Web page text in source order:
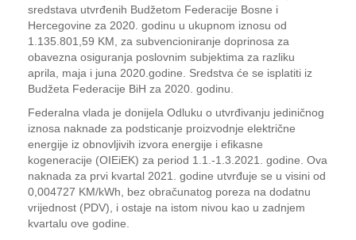
sredstava utvrđenih Budžetom Federacije Bosne i
Hercegovine za 2020. godinu u ukupnom iznosu od
1.135.801,59 KM, za subvencioniranje doprinosa za
obavezna osiguranja poslovnim subjektima za razliku
aprila, maja i juna 2020.godine. Sredstva će se isplatiti iz
Budžeta Federacije BiH za 2020. godinu.
Federalna vlada je donijela Odluku o utvrđivanju jediničnog
iznosa naknade za podsticanje proizvodnje električne
energije iz obnovljivih izvora energije i efikasne
kogeneracije (OIEiEK) za period 1.1.-1.3.2021. godine. Ova
naknada za prvi kvartal 2021. godine utvrđuje se u visini od
0,004727 KM/kWh, bez obračunatog poreza na dodatnu
vrijednost (PDV), i ostaje na istom nivou kao u zadnjem
kvartalu ove godine.